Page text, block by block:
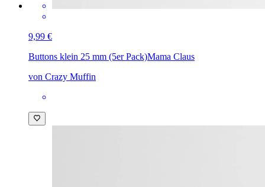
9,99 €
Buttons klein 25 mm (5er Pack)Mama Claus
von Crazy Muffin